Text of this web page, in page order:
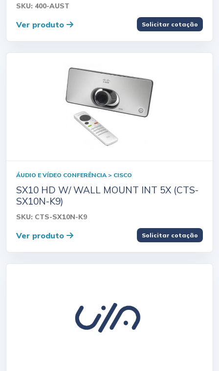
SKU: 400-AUST
Ver produto Solicitar cotação
ÁUDIO E VÍDEO CONFERÊNCIA > CISCO
SX10 HD W/ WALL MOUNT INT 5X (CTS-
SX10N-K9)
SKU: CTS-SX10N-K9
Ver produto Solicitar cotação